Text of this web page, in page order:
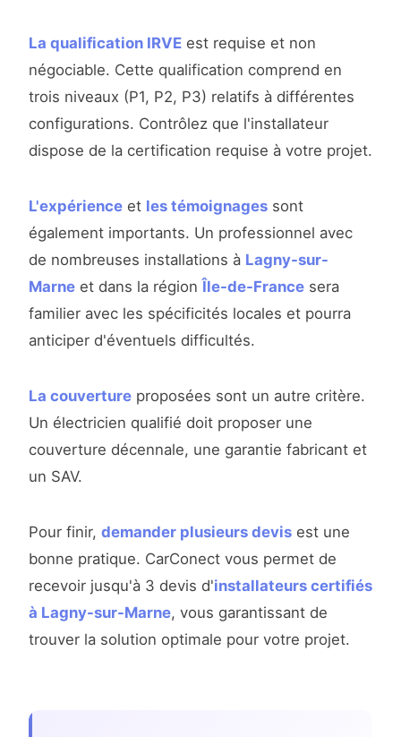
La qualification IRVE est requise et non
négociable. Cette qualification comprend en
trois niveaux (P1, P2, P3) relatifs à différentes
configurations. Contrôlez que l'installateur
dispose de la certification requise à votre projet.
L'expérience et les témoignages sont
également importants. Un professionnel avec
de nombreuses installations à Lagny-sur-
Marne et dans la région Île-de-France sera
familier avec les spécificités locales et pourra
anticiper d'éventuels difficultés.
La couverture proposées sont un autre critère.
Un électricien qualifié doit proposer une
couverture décennale, une garantie fabricant et
un SAV.
Pour finir, demander plusieurs devis est une
bonne pratique. CarConect vous permet de
recevoir jusqu'à 3 devis d'installateurs certifiés
à Lagny-sur-Marne, vous garantissant de
trouver la solution optimale pour votre projet.